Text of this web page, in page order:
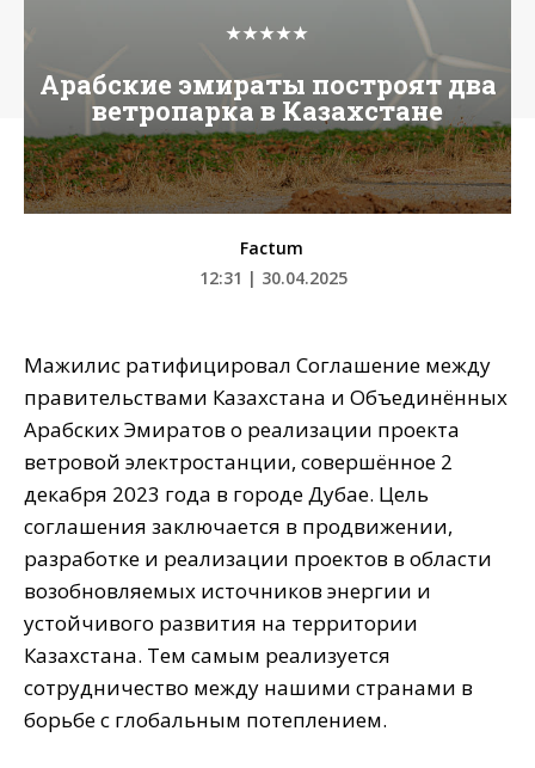
★★★★★
Арабские эмираты построят два
ветропарка в Казахстане
Factum
12:31 | 30.04.2025
Мажилис ратифицировал Соглашение между
правительствами Казахстана и Объединённых
Арабских Эмиратов о реализации проекта
ветровой электростанции, совершённое 2
декабря 2023 года в городе Дубае. Цель
соглашения заключается в продвижении,
разработке и реализации проектов в области
возобновляемых источников энергии и
устойчивого развития на территории
Казахстана. Тем самым реализуется
сотрудничество между нашими странами в
борьбе с глобальным потеплением.